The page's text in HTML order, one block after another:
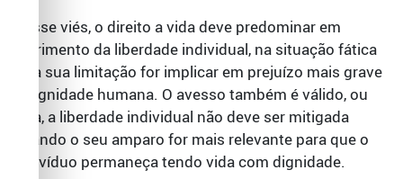
Nesse viés, o direito a vida deve predominar em
detrimento da liberdade individual, na situação fática
se a sua limitação for implicar em prejuízo mais grave
à dignidade humana. O avesso também é válido, ou
seja, a liberdade individual não deve ser mitigada
quando o seu amparo for mais relevante para que o
indivíduo permaneça tendo vida com dignidade.